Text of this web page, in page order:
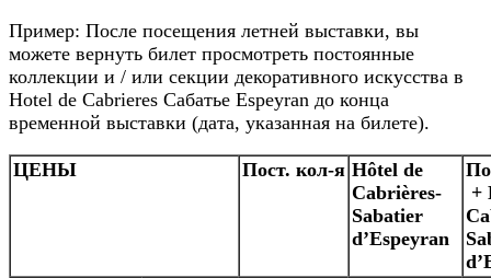
Пример: После посещения летней выставки, вы
можете вернуть билет просмотреть постоянные
коллекции и / или секции декоративного искусства в
Hotel de Cabrieres Сабатье Espeyran до конца
временной выставки (дата, указанная на билете).
ЦЕНЫ Пост. кол-я Hôtel de
Cabrières-
Sabatier
d’Espeyran
+